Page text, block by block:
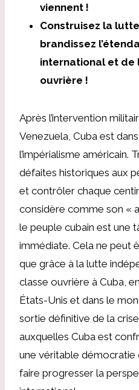
viennent !
Construisez la
brandissez
international et de
ouvrière !
Après l’intervention
Venezuela, Cuba est
l’impérialisme américain.
défaites historiques aux
et contrôler chaque
considère comme son «
le peuple cubain est une
immédiate. Cela ne peut
que grâce à la lutte
classe ouvrière à Cuba,
États-Unis et dans le
sortie définitive de la
auxquelles Cuba est
une véritable démocratie
faire progresser la